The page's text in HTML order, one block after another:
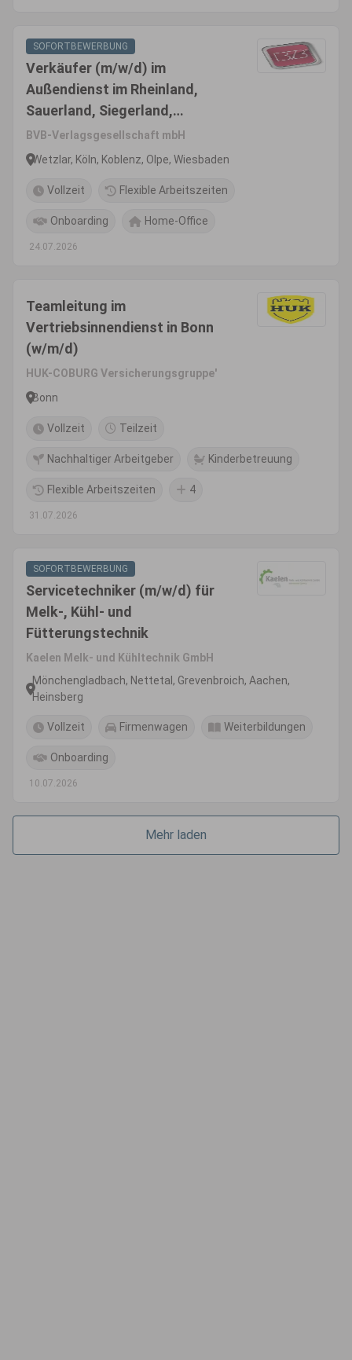
SOFORTBEWERBUNG
Verkäufer (m/w/d) im
Außendienst im Rheinland,
Sauerland, Siegerland,
Westerwald, Hunsrück und
Eifel
BVB-Verlagsgesellschaft mbH
Wetzlar, Köln, Koblenz, Olpe, Wiesbaden
Vollzeit Flexible Arbeitszeiten
Onboarding Home-Office
24.07.2026
Teamleitung im
Vertriebsinnendienst in Bonn
(w/m/d)
HUK-COBURG Versicherungsgruppe'
Bonn
Vollzeit Teilzeit
Nachhaltiger Arbeitgeber Kinderbetreuung
Flexible Arbeitszeiten 4
31.07.2026
SOFORTBEWERBUNG
Servicetechniker (m/w/d) für
Melk-, Kühl- und
Fütterungstechnik
Kaelen Melk- und Kühltechnik GmbH
Mönchengladbach, Nettetal, Grevenbroich, Aachen,
Heinsberg
Vollzeit Firmenwagen Weiterbildungen
Onboarding
10.07.2026
Mehr laden